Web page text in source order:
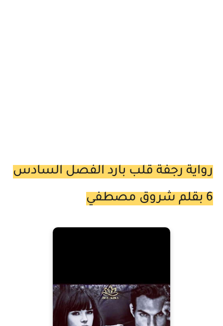
رواية رجفة قلب بارد الفصل السادس
6 بقلم شروق مصطفي